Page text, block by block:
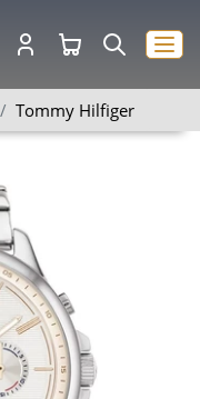
Tommy Hilfiger